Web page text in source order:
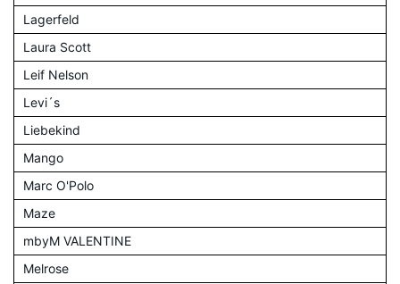
Lagerfeld
Laura Scott
Leif Nelson
Levi´s
Liebekind
Mango
Marc O'Polo
Maze
mbyM VALENTINE
Melrose